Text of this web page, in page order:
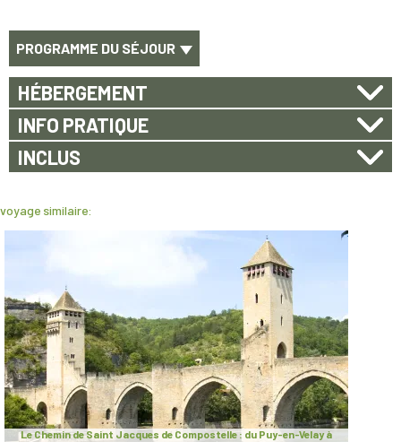
PROGRAMME DU SÉJOUR
HÉBERGEMENT
INFO PRATIQUE
INCLUS
voyage similaire:
Le Chemin de Saint Jacques de Compostelle : du Puy-en-Velay à